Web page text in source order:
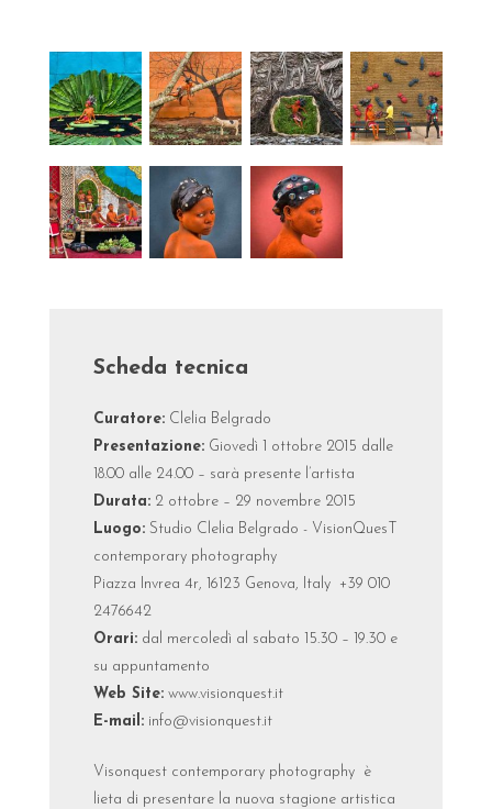
Scheda tecnica
Curatore:Clelia Belgrado
Presentazione:Giovedì 1 ottobre 2015 dalle
18.00 alle 24.00 – sarà presente l’artista
Durata:2 ottobre – 29 novembre 2015
Luogo:Studio Clelia Belgrado - VisionQuesT
contemporary photography
Piazza Invrea 4r, 16123 Genova, Italy +39 010
2476642
Orari:dal mercoledì al sabato 15.30 – 19.30 e
su appuntamento
Web Site:www.visionquest.it
E-mail:info@visionquest.it
Visonquest contemporary photography è
lieta di presentare la nuova stagione artistica